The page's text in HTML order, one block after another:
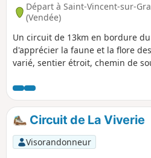
Départ à Saint-Vincent-sur-
(Vendée)
Un circuit de 13km en bordure
d'apprécier la faune et la flore
varié, sentier étroit, chemin de
d'environ 2km (La Renardière et
Circuit de La Viverie
Visorandonneur